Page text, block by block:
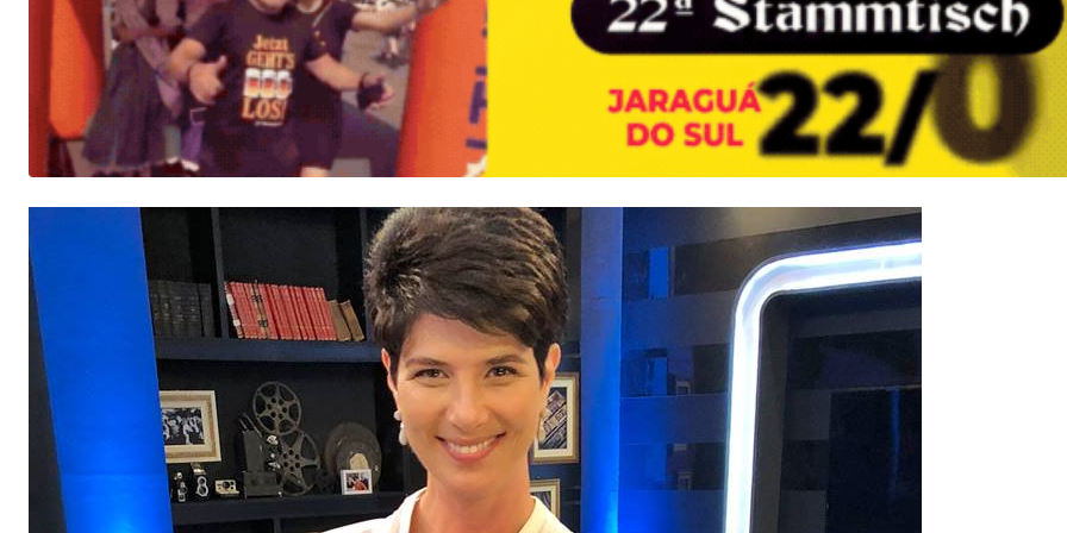
BNDES aprova valor MILIONÁRIO para Grupo Malwee reforçar capital de giro de pequenas lojas parceiras da marcaVEJA MAIS
Seleção Brasileira deve priorizar quem joga no Brasil?
Rei do Futsal, Falcão faz convite especial para jovens de Massaranduba e regiãoVEJA MAIS
A história de amor que terminou em casamento surpresa no Festival Gastronômico de PomerodeVEJA MAIS
Separação milionária movimenta os bastidores sociais de Jaraguá do Sul
Jaraguaense leva experiência gastronômica que conquista o Brasil para a cidade onde tudo começouVEJA MAIS
FERVEU! Maria do Rosário transforma sessão em espetáculo político
Bolo de 400 kg marcará celebração dos 150 anos de Jaraguá do Sul VEJA MAIS
COLUNA DO MOA - Olha quem estará em Jaraguá do sul VEJA MAIS
Lido di Mare by Swiss, na Praia do Estaleirinho, promove Noites de Jazz e Vinhos com menu exclusivo e rótulos selecionados
Argentina vence a Inglaterra e está na final da Copa do Mundo de 2026 VEJA MAIS